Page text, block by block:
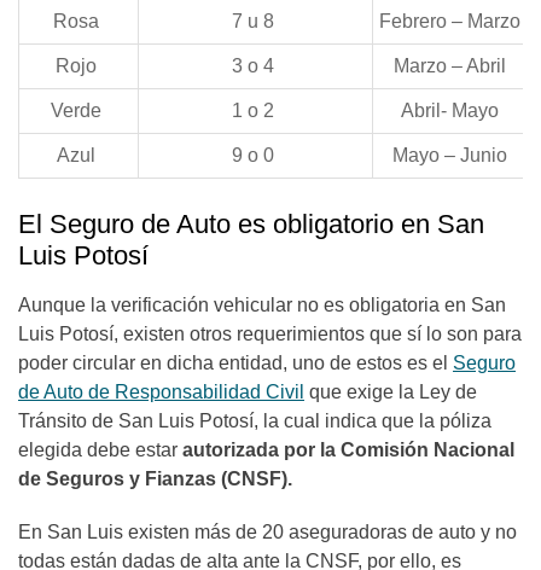
Rosa 7 u 8 Febrero – Marzo
Rojo 3 o 4 Marzo – Abril
Verde 1 o 2 Abril- Mayo
Azul 9 o 0 Mayo – Junio
El Seguro de Auto es obligatorio en San
Luis Potosí
Aunque la verificación vehicular no es obligatoria en San
Luis Potosí, existen otros requerimientos que sí lo son para
poder circular en dicha entidad, uno de estos es el Seguro
de Auto de Responsabilidad Civil que exige la Ley de
Tránsito de San Luis Potosí, la cual indica que la póliza
elegida debe estar autorizada por la Comisión Nacional
de Seguros y Fianzas (CNSF).
En San Luis existen más de 20 aseguradoras de auto y no
todas están dadas de alta ante la CNSF, por ello, es